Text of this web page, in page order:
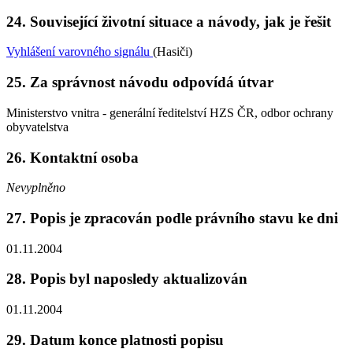
24. Související životní situace a návody, jak je řešit
Vyhlášení varovného signálu (Hasiči)
25. Za správnost návodu odpovídá útvar
Ministerstvo vnitra - generální ředitelství HZS ČR, odbor ochrany
obyvatelstva
26. Kontaktní osoba
Nevyplněno
27. Popis je zpracován podle právního stavu ke dni
01.11.2004
28. Popis byl naposledy aktualizován
01.11.2004
29. Datum konce platnosti popisu